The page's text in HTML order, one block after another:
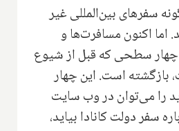
سفرهای بین‌المللی غیر
اکنون مسافرت‌ها و
چهار سطحی که قبل از شیوع
بازگشته است. این چهار
را می‌توان در وب سایت
سفر دولت کانادا بیاید،